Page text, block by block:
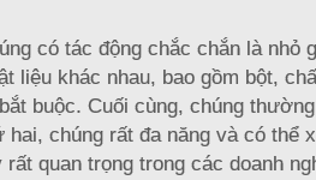
có tác động chắc chắn là
liệu khác nhau, bao gồm bột,
buộc. Cuối cùng, chúng thường
chúng rất đa năng và có thể
quan trọng trong các doanh